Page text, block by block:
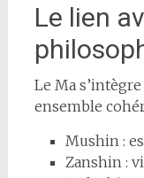
Le lien
Le Ma
ensemble
Mushin :
Zanshin :